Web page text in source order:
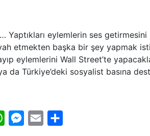
eylemlerin ses getirmesini
etmekten başka bir şey yapmak
eylemlerini Wall Street’te
da Türkiye’deki sosyalist basına
WhatsAppMessenger
Email